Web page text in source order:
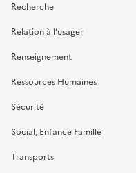
Recherche
Relation à l’usager
Renseignement
Ressources Humaines
Sécurité
Social, Enfance Famille
Transports